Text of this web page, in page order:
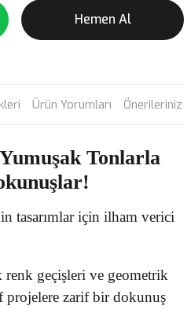
Hemen Al
Ürün Yorumları Önerileriniz
Tonlarla
tasarımlar için ilham verici
renk geçişleri ve geometrik
projelere zarif bir dokunuş